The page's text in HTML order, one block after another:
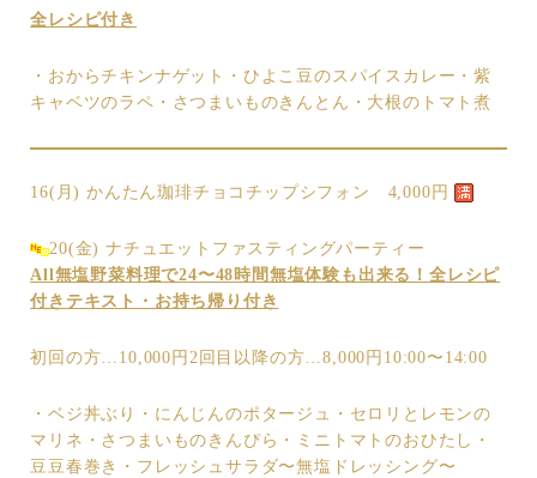
全レシピ付き
・おからチキンナゲット・ひよこ豆のスパイスカレー・紫
キャベツのラペ・さつまいものきんとん・大根のトマト煮
16(月) かんたん珈琲チョコチップシフォン 4,000円
20(金) ナチュエットファスティングパーティー
All無塩野菜料理で24〜48時間無塩体験も出来る！全レシピ
付きテキスト・お持ち帰り付き
初回の方…10,000円2回目以降の方…8,000円10:00〜14:00
・ベジ丼ぶり・にんじんのポタージュ・セロリとレモンの
マリネ・さつまいものきんぴら・ミニトマトのおひたし・
豆豆春巻き・フレッシュサラダ〜無塩ドレッシング〜